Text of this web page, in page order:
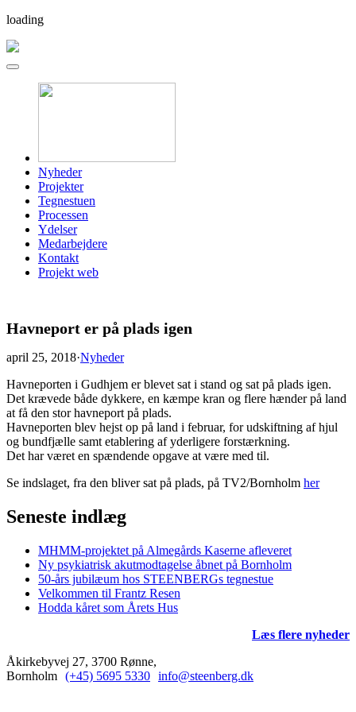
loading
Nyheder
Projekter
Tegnestuen
Processen
Ydelser
Medarbejdere
Kontakt
Projekt web
Havneport er på plads igen
april 25, 2018·Nyheder
Havneporten i Gudhjem er blevet sat i stand og sat på plads igen.
Det krævede både dykkere, en kæmpe kran og flere hænder på land
at få den stor havneport på plads.
Havneporten blev hejst op på land i februar, for udskiftning af hjul
og bundfjælle samt etablering af yderligere forstærkning.
Det har været en spændende opgave at være med til.
Se indslaget, fra den bliver sat på plads, på TV2/Bornholm her
Seneste indlæg
MHMM-projektet på Almegårds Kaserne afleveret
Ny psykiatrisk akutmodtagelse åbnet på Bornholm
50-års jubilæum hos STEENBERGs tegnestue
Velkommen til Frantz Resen
Hodda kåret som Årets Hus
Læs flere nyheder
Åkirkebyvej 27, 3700 Rønne,
Bornholm (+45) 5695 5330 info@steenberg.dk